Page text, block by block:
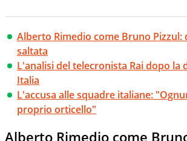
Alberto Rimedio come Bruno Pizzul:
saltata
L'analisi del telecronista Rai dopo la
Italia
L'accusa alle squadre italiane:
proprio orticello"
Alberto Rimedio come